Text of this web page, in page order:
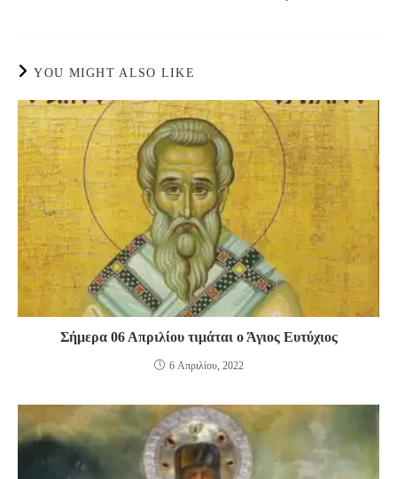
YOU MIGHT ALSO LIKE
Σήμερα 06 Απριλίου τιμάται ο Άγιος Ευτύχιος
6 Απριλίου, 2022